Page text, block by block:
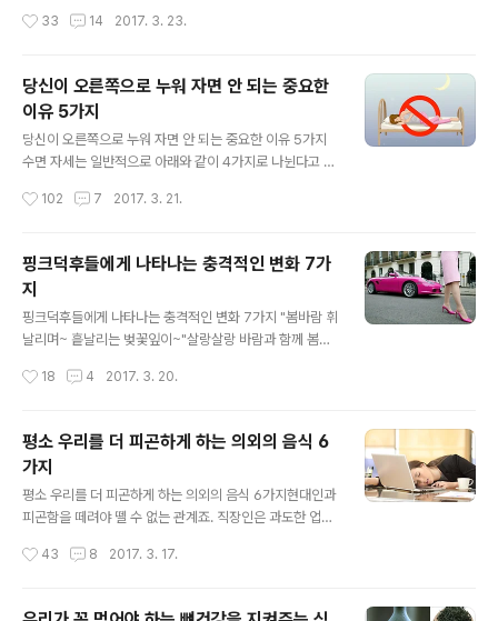
돌아온 후 반대쪽도 실시한다. 2. Arm & Leg Lift팔..
요. 바로 남성의 정력을 높여주는 생활습관인데요. 생활습
배 : 아랫배에 있는 건강의 명혈, 관원. 관원은 배꼽과 치골
의 중간 부위에 있으며 남성의 양기가 뭉쳐 있는 곳으로 전
신의 양기가 원활하게 순환하여 강해져 정력에 좋다고 해
요.● 발바닥 : 발바닥에 위치한 용천은 기운이 솟아오른다
아지는데 한의학에서는 신장의 기능이 ..
33 14 2017. 3. 23.
당신이 오른쪽으로 누워 자면 안 되는 중요한
이유 5가지
당신이 오른쪽으로 누워 자면 안 되는 중요한 이유 5가지
수면 자세는 일반적으로 아래와 같이 4가지로 나뉜다고 해
측으로 누운 자세각각 장단점이 있지만 될 수 있으면 오른
실린 한 연구의 결론인데요.Cleverly는 이 연구를 토대로
당신이 왼쪽으로 누워서 자야하는 이유 5가지를 유튜브 동
영상으로 설명했답니다.그 이유는 다음과 같습니다. 1. 림
프(임파) 순환에 좋다.림프 체계의 주 역할은 영양소 전달
과 폐기물 제거입니다. 그런데 폐기물은 림프절을 통해 좌
라고 해요. 2. 심장에 좋다.심장은 일종의 펌프라고 볼 수
102 7 2017. 3. 21.
핑크덕후들에게 나타나는 충격적인 변화 7가
지
핑크덕후들에게 나타나는 충격적인 변화 7가지 "봄바람 휘
날리며~ 흩날리는 벚꽃잎이~"살랑살랑 바람과 함께 봄이
시기나 봄 축제를 알아보며 설렘을 감추지 못하고 있어요.
낌이 들고 벚꽃을 연상케 하는 화사함이 봄과 잘 어울리기
때문인 것 같아요.하지만 단지 느낌만이 아니라고 해요. 실
제로 핑크색을 좋아하고 자주 바라보면 우리 몸에는 놀라
운 변화가 찾아온다고 하네요.단순히 색깔을 넘어 우리에
력에 빠져보세요. 1. 자신감 상승예민하고 소심한 사람들은
18 4 2017. 3. 20.
평소 우리를 더 피곤하게 하는 의외의 음식 6
가지
평소 우리를 더 피곤하게 하는 의외의 음식 6가지현대인과
피곤함을 떼려야 뗄 수 없는 관계죠. 직장인은 과도한 업무
상이에요. 오죽하면 현대인의 가장 큰 질병 중 하나가 '만성
얼마나 위험한지는 새삼 강조하지 않아도 될 것 같아요.만
43 8 2017. 3. 17.